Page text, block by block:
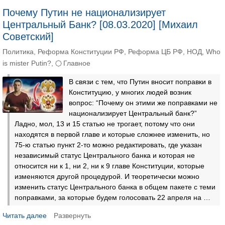
Почему Путин не национализирует
Центральный Банк? [08.03.2020] [Михаил
Советский]
Политика Реформа Конституции РФ Реформа ЦБ РФ НОД Who
is mister Putin?
Главное
В связи с тем, что Путин вносит поправки в
Конституцию, у многих людей возник
вопрос: “Почему он этими же поправками не
национализирует Центральный банк?”
Ладно, мол, 13 и 15 статью не трогает, потому что они
находятся в первой главе и которые сложнее изменить, но
75-ю статью пункт 2-то можно редактировать, где указан
независимый статус Центрального банка и которая не
относится ни к 1, ни 2, ни к 9 главе Конституции, которые
изменяются другой процедурой. И теоретически можно
изменить статус Центрального банка в общем пакете с теми
поправками, за которые будем голосовать 22 апреля на …
Читать далее Развернуть